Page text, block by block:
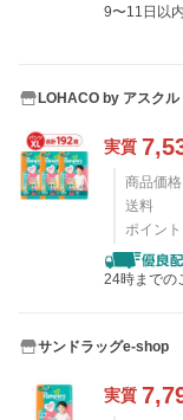
9〜11日以
LOHACO by アスクル
実質
商品価格
送料
ポイント
24時までの
サンドラッグe-shop
実質